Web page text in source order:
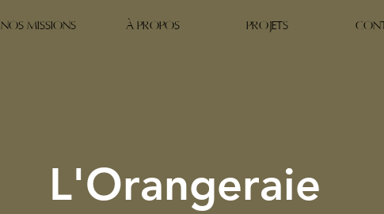
NOS MISSIONS À PROPOS PROJETS
L'Orangeraie